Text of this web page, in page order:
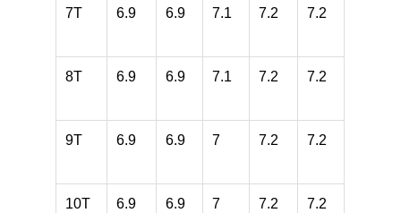
7T 6.9 6.9 7.1 7.2 7.2
8T 6.9 6.9 7.1 7.2 7.2
9T 6.9 6.9 7 7.2 7.2
10T 6.9 6.9 7 7.2 7.2